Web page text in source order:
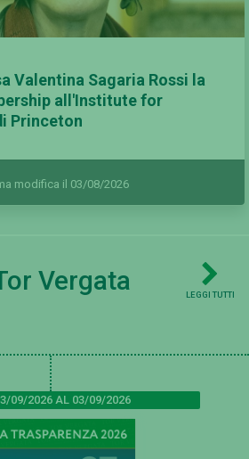
Valentina Sagaria Rossi la
all'Institute for
Princeton
modifica il 03/08/2026
Vergata LEGGI TUTTI
09/2026 AL 03/09/2026